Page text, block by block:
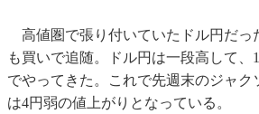
高値圏で張り付いていたドル円だっ
も買いで追随。ドル円は一段高して、
でやってきた。これで先週末のジャク
は4円弱の値上がりとなっている。